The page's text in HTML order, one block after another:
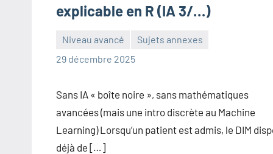
explicable en R (IA 3/…)
Niveau avancé
Sujets annexes
29 décembre 2025
Frédéric
Aucun
Sans IA « boîte noire », sans mathématiques
avancées (mais une intro discrète au Machine
Learning) Lorsqu’un patient est admis, le DIM
déjà de […]